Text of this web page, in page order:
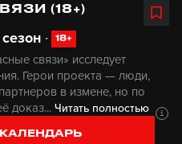
(18+)
∙ 18+
связи» исследует
Герои проекта — люди,
в измене, но по
доказ... Читать полностью